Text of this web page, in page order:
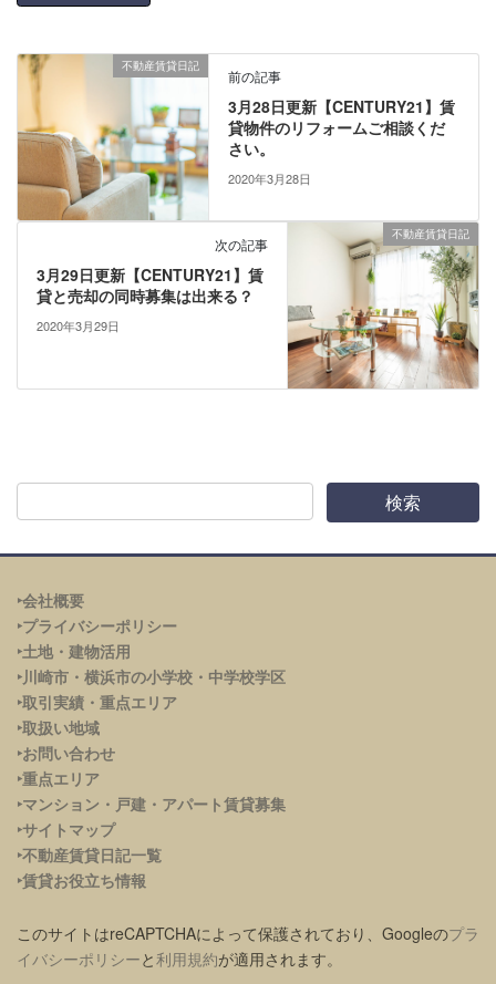
不動産賃貸日記
前の記事
3月28日更新【CENTURY21】賃
貸物件のリフォームご相談くだ
さい。
2020年3月28日
不動産賃貸日記
次の記事
3月29日更新【CENTURY21】賃
貸と売却の同時募集は出来る？
2020年3月29日
‣会社概要
‣プライバシーポリシー
‣土地・建物活用
‣川崎市・横浜市の小学校・中学校学区
‣取引実績・重点エリア
‣取扱い地域
‣お問い合わせ
‣重点エリア
‣マンション・戸建・アパート賃貸募集
‣サイトマップ
‣不動産賃貸日記一覧
‣賃貸お役立ち情報
このサイトはreCAPTCHAによって保護されており、Googleのプラ
イバシーポリシーと利用規約が適用されます。